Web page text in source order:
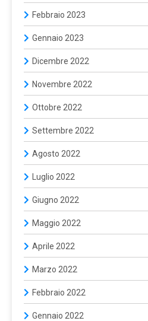
Febbraio 2023
Gennaio 2023
Dicembre 2022
Novembre 2022
Ottobre 2022
Settembre 2022
Agosto 2022
Luglio 2022
Giugno 2022
Maggio 2022
Aprile 2022
Marzo 2022
Febbraio 2022
Gennaio 2022